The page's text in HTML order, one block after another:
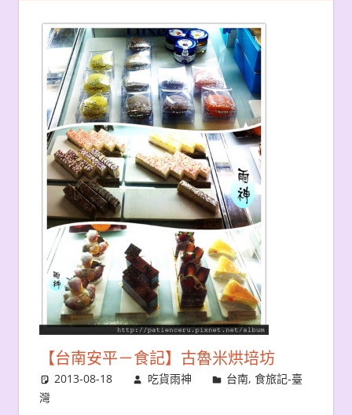
【台南安平－食記】古魯米烘培坊
2013-08-18 吃貨雨神 台南,食旅記-臺
灣